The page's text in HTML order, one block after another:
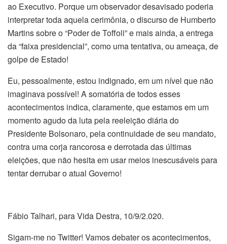
ao Executivo. Porque um observador desavisado poderia
interpretar toda aquela cerimônia, o discurso de Humberto
Martins sobre o “Poder de Toffoli” e mais ainda, a entrega
da “faixa presidencial”, como uma tentativa, ou ameaça, de
golpe de Estado!
Eu, pessoalmente, estou indignado, em um nível que não
imaginava possível! A somatória de todos esses
acontecimentos indica, claramente, que estamos em um
momento agudo da luta pela reeleição diária do
Presidente Bolsonaro, pela continuidade de seu mandato,
contra uma corja rancorosa e derrotada das últimas
eleições, que não hesita em usar meios inescusáveis para
tentar derrubar o atual Governo!
Fábio Talhari, para Vida Destra, 10/9/2.020.
Sigam-me no Twitter! Vamos debater os acontecimentos,